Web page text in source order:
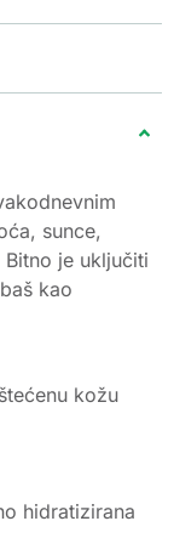
sunce,
je uključiti
kao
kožu
hidratizirana